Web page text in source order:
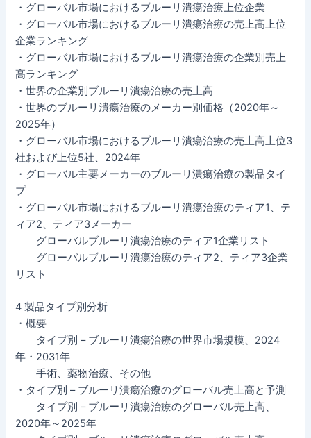
・グローバル市場におけるブルーリ潰瘍治療上位企業
・グローバル市場におけるブルーリ潰瘍治療の売上高上位
企業ランキング
・グローバル市場におけるブルーリ潰瘍治療の企業別売上
高ランキング
・世界の企業別ブルーリ潰瘍治療の売上高
・世界のブルーリ潰瘍治療のメーカー別価格（2020年～
2025年）
・グローバル市場におけるブルーリ潰瘍治療の売上高上位3
社および上位5社、2024年
・グローバル主要メーカーのブルーリ潰瘍治療の製品タイ
プ
・グローバル市場におけるブルーリ潰瘍治療のティア1、テ
ィア2、ティア3メーカー
グローバルブルーリ潰瘍治療のティア1企業リスト
グローバルブルーリ潰瘍治療のティア2、ティア3企業
リスト
4 製品タイプ別分析
・概要
タイプ別 – ブルーリ潰瘍治療の世界市場規模、2024
年・2031年
手術、薬物治療、その他
・タイプ別 – ブルーリ潰瘍治療のグローバル売上高と予測
タイプ別 – ブルーリ潰瘍治療のグローバル売上高、
2020年～2025年